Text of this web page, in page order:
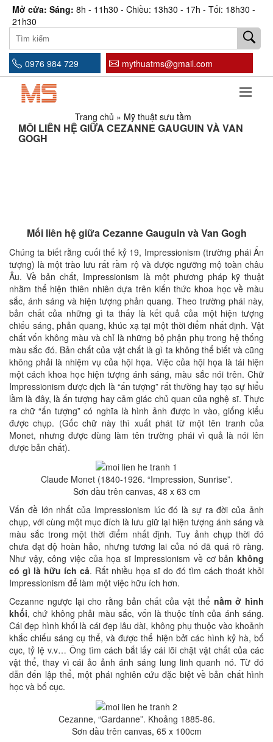
Mở cửa: Sáng: 8h - 11h30 - Chiều: 13h30 - 17h - Tối: 18h30 -
21h30
0976 984 729 mythuatms@gmail.com
Trang chủ » Mỹ thuật sưu tầm
MỐI LIÊN HỆ GIỮA CEZANNE GAUGUIN VÀ VAN
GOGH
Mối liên hệ giữa Cezanne Gauguin và Van Gogh
Chúng ta biết rằng cuối thế kỷ 19, Impressionism (trường phái Ấn
tượng) là một trào lưu rất rầm rộ và được ngưỡng mộ toàn châu
Âu. Về bản chất, Impressionism là một phương pháp kỹ thuật
nhằm thể hiện thiên nhiên dựa trên kiến thức khoa học về màu
sắc, ánh sáng và hiện tượng phản quang. Theo trường phái này,
bản chất của những gì ta thấy là kết quả của một hiện tượng
chiếu sáng, phản quang, khúc xạ tại một thời điểm nhất định. Vật
chất vốn không màu và chỉ là những bộ phận phụ trong hệ thống
màu sắc đó. Bản chất của vật chất là gì ta không thể biết và cũng
không phải là nhiệm vụ của hội họa. Việc của hội họa là tái hiện
một cách khoa học hiện tượng ánh sáng, màu sắc nói trên. Chữ
Impressionism được dịch là “ấn tượng” rất thường hay tạo sự hiểu
lầm là đây, là ấn tượng hay cảm giác chủ quan của nghệ sĩ. Thực
ra chữ “ấn tượng” có nghĩa là hình ảnh được in vào, giống kiểu
được chụp. (Gốc chữ này thì xuất phát từ một tên tranh của
Monet, nhưng được dùng làm tên trường phái vì quả là nói lên
được bản chất).
Claude Monet (1840-1926. “Impression, Sunrise”.
Sơn dầu trên canvas, 48 x 63 cm
Vấn đề lớn nhất của Impressionism lúc đó là sự ra đời của ảnh
chụp, với cùng một mục đích là lưu giữ lại hiện tượng ánh sáng và
màu sắc trong một thời điểm nhất định. Tuy ảnh chụp thời đó
chưa đạt độ hoàn hảo, nhưng tương lai của nó đã quá rõ ràng.
Như vậy, công việc của họa sĩ Impressionism về cơ bản không
có gì là hữu ích cả. Rất nhiều họa sĩ do đó tìm cách thoát khỏi
Impressionism để làm một việc hữu ích hơn.
Cezanne ngược lại cho rằng bản chất của vật thể nằm ở hình
khối, chứ không phải màu sắc, vốn là thuộc tính của ánh sáng.
Cái đẹp hình khối là cái đẹp lâu dài, không phụ thuộc vào khoảnh
khắc chiếu sáng cụ thể, và được thể hiện bởi các hình kỷ hà, bố
cục, tỷ lệ v.v… Ông tìm cách bắt lấy cái lõi chặt vật chất của các
vật thể, thay vì cái ảo ảnh ánh sáng lung linh quanh nó. Từ đó
dẫn đến lập thể, một phái nghiên cứu đặc biệt về bản chất hình
học và bố cục.
Cezanne, “Gardanne”. Khoảng 1885-86.
Sơn dầu trên canvas, 65 x 100cm